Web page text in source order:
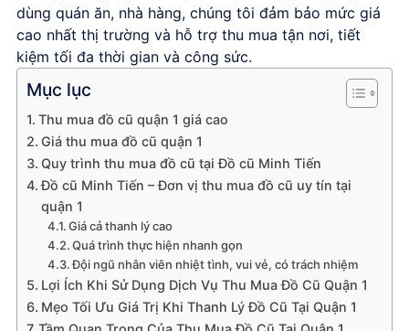
dùng quán ăn, nhà hàng, chúng tôi đảm bảo mức giá
cao nhất thị trường và hỗ trợ thu mua tận nơi, tiết
kiệm tối đa thời gian và công sức.
Mục lục
Thu mua đồ cũ quận 1 giá cao
Giá thu mua đồ cũ quận 1
Quy trình thu mua đồ cũ tại Đồ cũ Minh Tiến
Đồ cũ Minh Tiến – Đơn vị thu mua đồ cũ uy tín tại
quận 1
Giá cả thanh lý cao
Quá trình thực hiện nhanh gọn
Đội ngũ nhân viên nhiệt tình, vui vẻ, có trách nhiệm
Lợi Ích Khi Sử Dụng Dịch Vụ Thu Mua Đồ Cũ Quận 1
Mẹo Tối Ưu Giá Trị Khi Thanh Lý Đồ Cũ Tại Quận 1